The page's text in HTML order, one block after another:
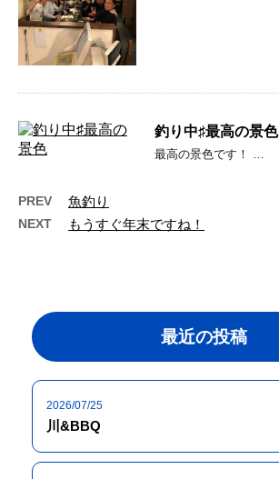
釣り中♯最高の景色
最高の景色です！ …
PREV 魚釣り
NEXT もうすぐ年末ですね！
最近の投稿
2026/07/25
川&BBQ